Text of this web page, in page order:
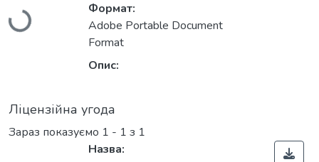
Вантажиться...
Формат:
Adobe Portable Document
Format
Опис:
Ліцензійна угода
Зараз показуємо 1 - 1 з 1
Назва: